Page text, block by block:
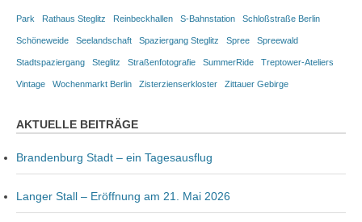
Park Rathaus Steglitz Reinbeckhallen S-Bahnstation Schloßstraße Berlin
Schöneweide Seelandschaft Spaziergang Steglitz Spree Spreewald
Stadtspaziergang Steglitz Straßenfotografie SummerRide Treptower-Ateliers
Vintage Wochenmarkt Berlin Zisterzienserkloster Zittauer Gebirge
AKTUELLE BEITRÄGE
Brandenburg Stadt – ein Tagesausflug
Langer Stall – Eröffnung am 21. Mai 2026